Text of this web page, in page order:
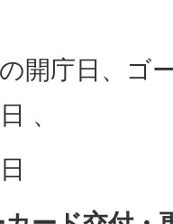
開庁日、ゴ
、